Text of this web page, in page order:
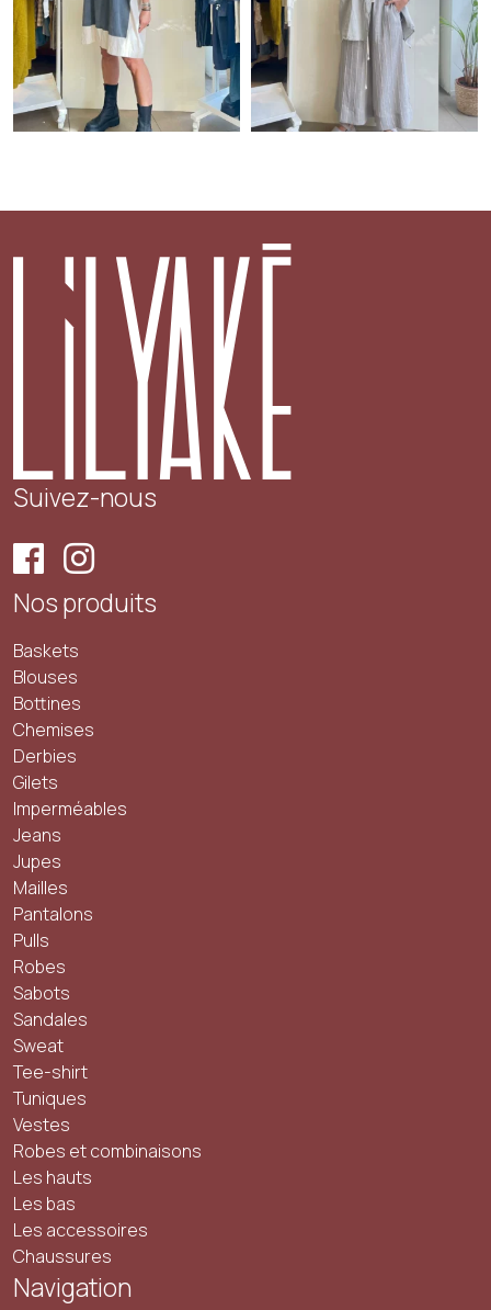
Suivez-nous
Nos produits
Baskets
Blouses
Bottines
Chemises
Derbies
Gilets
Imperméables
Jeans
Jupes
Mailles
Pantalons
Pulls
Robes
Sabots
Sandales
Sweat
Tee-shirt
Tuniques
Vestes
Robes et combinaisons
Les hauts
Les bas
Les accessoires
Chaussures
Navigation